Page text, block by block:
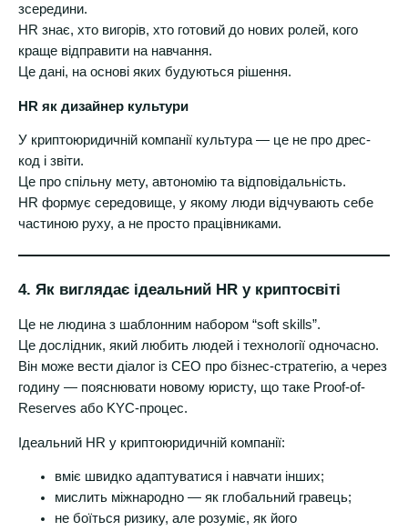
зсередини.
HR знає, хто вигорів, хто готовий до нових ролей, кого
краще відправити на навчання.
Це дані, на основі яких будуються рішення.
HR як дизайнер культури
У криптоюридичній компанії культура — це не про дрес-
код і звіти.
Це про спільну мету, автономію та відповідальність.
HR формує середовище, у якому люди відчувають себе
частиною руху, а не просто працівниками.
4. Як виглядає ідеальний HR у криптосвіті
Це не людина з шаблонним набором “soft skills”.
Це дослідник, який любить людей і технології одночасно.
Він може вести діалог із CEO про бізнес-стратегію, а через
годину — пояснювати новому юристу, що таке Proof-of-
Reserves або KYC-процес.
Ідеальний HR у криптоюридичній компанії:
вміє швидко адаптуватися і навчати інших;
мислить міжнародно — як глобальний гравець;
не боїться ризику, але розуміє, як його